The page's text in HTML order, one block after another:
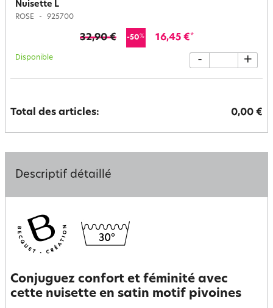
Nuisette L
ROSE 925700
32,90 € -50% 16,45 €*
Disponible - +
Total des articles: 0,00 €
Descriptif détaillé
Conjuguez confort et féminité avec
cette nuisette en satin motif pivoines